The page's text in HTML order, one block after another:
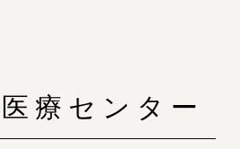
療センター